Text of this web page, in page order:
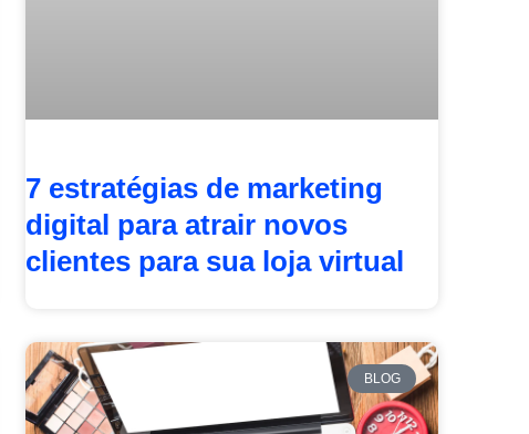
7 estratégias de marketing
digital para atrair novos
clientes para sua loja virtual
BLOG